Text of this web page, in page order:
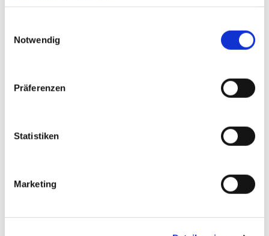
Notwendig
Präferenzen
Statistiken
Marketing
Auszeichnung der Privaten
05/05/2017